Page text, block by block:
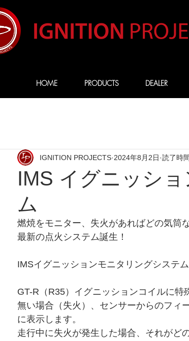
HOME PRODUCTS DEALER
IMS イグニッシ
ム
IGNITION PROJECTS 2024年8月2日 読了時
燃焼をモニター、失火があればどの気筒
最新の点火システム誕生！
IMSイグニッションモニタリングシステ
GT-R（R35）イグニッションコイルに
無い場合（失火）、センサーからのフィ
に表示します。
走行中に失火が発生した場合、それがど